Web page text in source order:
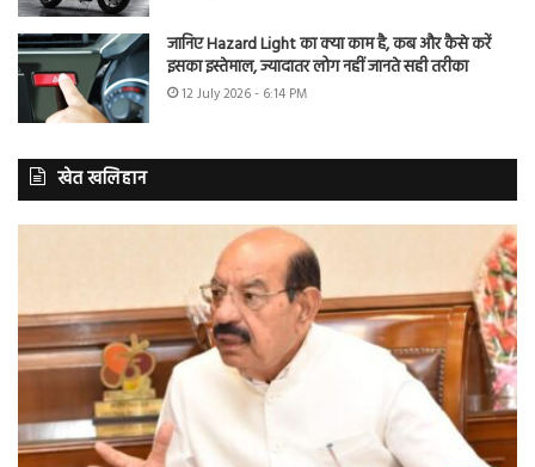
जानिए Hazard Light का क्या काम है, कब और कैसे करें
इसका इस्तेमाल, ज्यादातर लोग नहीं जानते सही तरीका
12 July 2026 - 6:14 PM
खेत खलिहान